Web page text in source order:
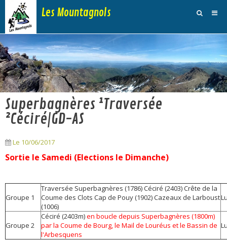
Les Mountagnols
Activités
Agenda
Inscription Dimanche
Adhésions et Club
Photos
Galerie Vidéos
Sites
‹ ›
Superbagnères ¹Traversée
²Céciré|GD-AS
Le 10/06/2017
Sortie le Samedi (Elections le Dimanche)
Groupe 1
Traversée Superbagnères (1786) Céciré (2403) Crête de la
Coume des Clots Cap de Pouy (1902) Cazeaux de Larboust
(1006)
Groupe 2
Céciré (2403m)en boucle depuis Superbagnères (1800m)
par la Coume de Bourg, le Mail de Louréus et le Bassin de
l'Arbesquens